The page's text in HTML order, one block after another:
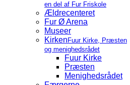
en del af Fur Friskole
Ældrecenteret
Fur Ø Arena
Museer
Kirken Fuur Kirke, Præsten
og menighedsrådet
Fuur Kirke
Præsten
Menighedsrådet